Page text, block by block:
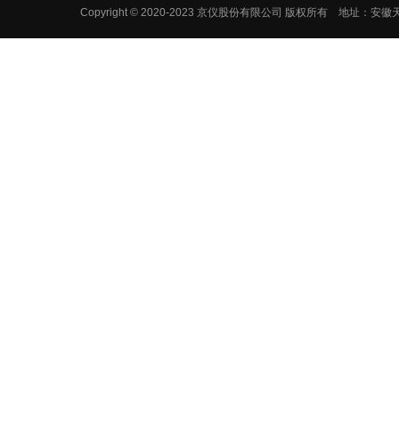
Copyright © 2020-2023 京仪股份有限公司 版权所有 地址：安